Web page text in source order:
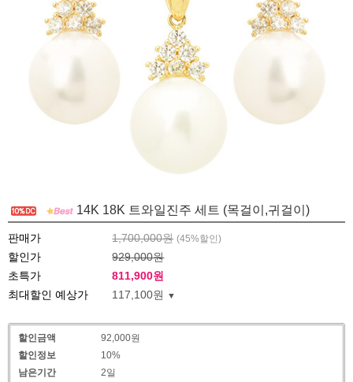
14K 18K 트와일진주 세트 (목걸이,귀걸이)
판매가 1,700,000원 (45%할인)
할인가
929,000원
초특가
811,900원
최대할인 예상가
117,100원
할인금액
92,000원
할인정보
10%
남은기간
2일